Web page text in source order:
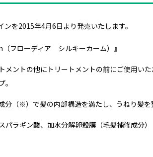
を2015年4月6日より発売いたします。
（フローディア シルキーカーム）』
メントの他にトリートメントの前にご使用い
分（※）で髪の内部構造を満たし、うねり髪を
ラギン酸、加水分解卵殻膜（毛髪補修成分）